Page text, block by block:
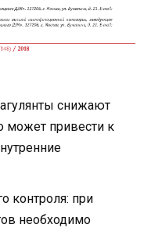
снижают
может привести к
контроля: при
необходимо